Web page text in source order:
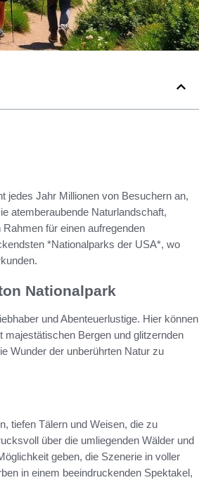
jedes Jahr Millionen von Besuchern an,
atemberaubende Naturlandschaft,
für einen aufregenden
*Nationalparks der USA*, wo
Nationalpark
und Abenteuerlustige. Hier können
majestätischen Bergen und glitzernden
Wunder der unberührten Natur zu
tiefen Tälern und Weisen, die zu
über die umliegenden Wälder und
geben, die Szenerie in voller
in einem beeindruckenden Spektakel,